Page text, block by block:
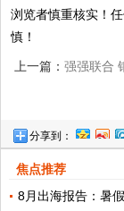
浏览者慎重核实！
慎！
上一篇： 强强联合
分享到：
焦点推荐
8月出海报告：暑